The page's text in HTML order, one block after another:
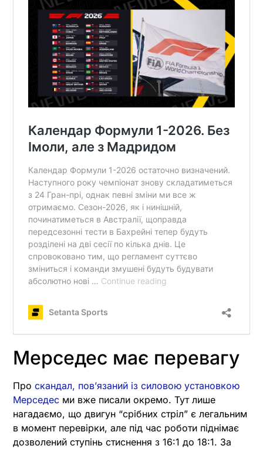
Мерседес має перевагу
Про скандал, повʼязаний із силовою установкою
Мерседес ми вже писали окремо. Тут лише
нагадаємо, що двигун “срібних стріл” є легальним
в момент перевірки, але під час роботи піднімає
дозволений ступінь стиснення з 16:1 до 18:1. За